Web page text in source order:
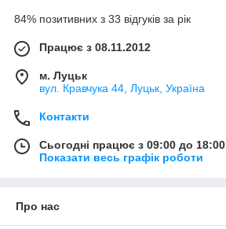
84% позитивних з 33 відгуків за рік
Працює з 08.11.2012
м. Луцьк
вул. Кравчука 44, Луцьк, Україна
Контакти
Сьогодні працює з 09:00 до 18:00
Показати весь графік роботи
Про нас